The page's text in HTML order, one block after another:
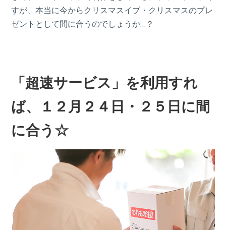
すが、本当に今からクリスマスイブ・クリスマスのプレ
ゼントとして間に合うのでしょうか…？
「超速サービス」を利用すれ
ば、１２月２４日・２５日に間
に合う☆